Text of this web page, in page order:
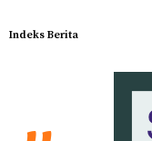
Indeks Berita